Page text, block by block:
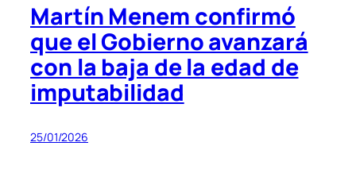
Martín Menem confirmó
que el Gobierno avanzará
con la baja de la edad de
imputabilidad
25/01/2026